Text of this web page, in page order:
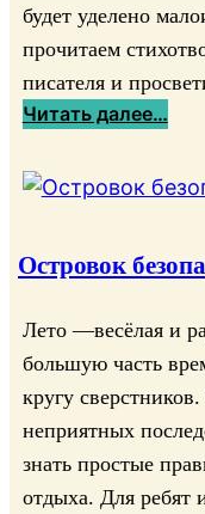
ё
с
а
т
т
»
будет уделено
прочитаем
писателя и
Читать далее…
а
с
я
«
С
о
Островок
Лето —весёлая и
большую часть
кругу
неприятных
знать простые
отдыха. Для ребят